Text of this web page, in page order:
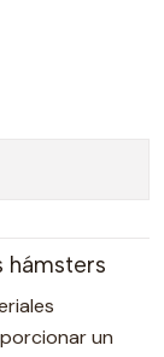
hámsters
un